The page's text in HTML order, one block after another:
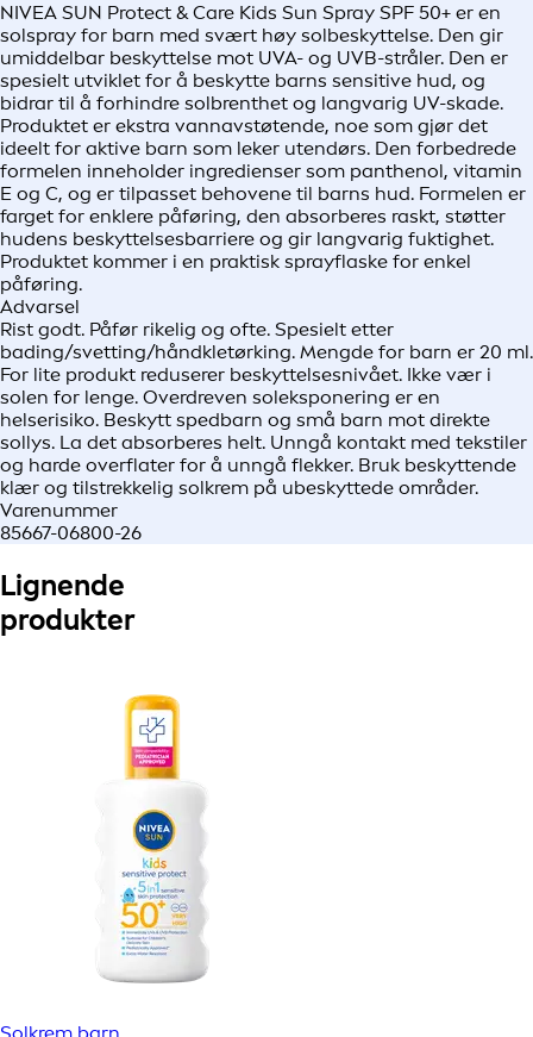
NIVEA SUN Protect & Care Kids Sun Spray SPF 50+ er en
solspray for barn med svært høy solbeskyttelse. Den gir
umiddelbar beskyttelse mot UVA- og UVB-stråler. Den er
spesielt utviklet for å beskytte barns sensitive hud, og
bidrar til å forhindre solbrenthet og langvarig UV-skade.
Produktet er ekstra vannavstøtende, noe som gjør det
ideelt for aktive barn som leker utendørs. Den forbedrede
formelen inneholder ingredienser som panthenol, vitamin
E og C, og er tilpasset behovene til barns hud. Formelen er
farget for enklere påføring, den absorberes raskt, støtter
hudens beskyttelsesbarriere og gir langvarig fuktighet.
Produktet kommer i en praktisk sprayflaske for enkel
påføring.
Advarsel
Rist godt. Påfør rikelig og ofte. Spesielt etter
bading/svetting/håndkletørking. Mengde for barn er 20 ml.
For lite produkt reduserer beskyttelsesnivået. Ikke vær i
solen for lenge. Overdreven soleksponering er en
helserisiko. Beskytt spedbarn og små barn mot direkte
sollys. La det absorberes helt. Unngå kontakt med tekstiler
og harde overflater for å unngå flekker. Bruk beskyttende
klær og tilstrekkelig solkrem på ubeskyttede områder.
Varenummer
85667-06800-26
Lignende
produkter